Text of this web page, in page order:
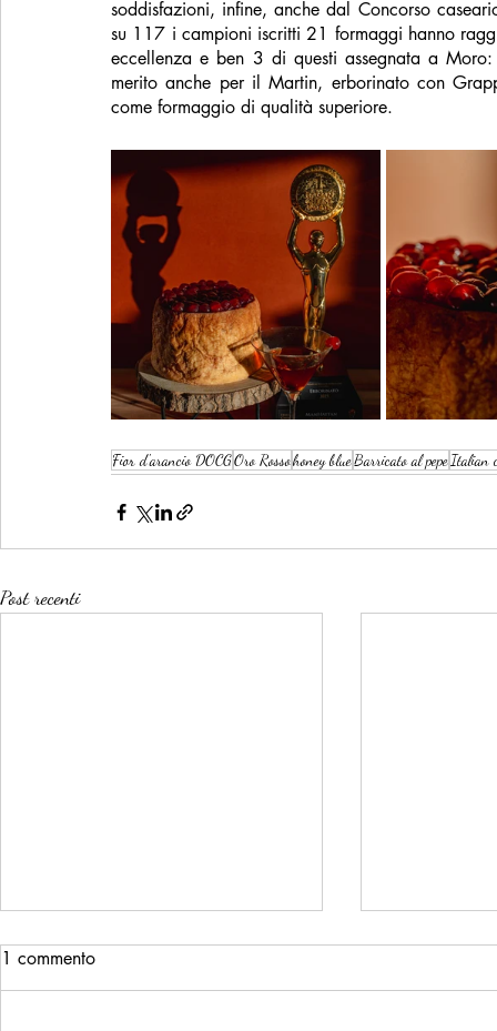
soddisfazioni, infine, anche dal Concorso
su 117 i campioni iscritti 21 formaggi hanno
eccellenza e ben 3 di questi assegnata a
merito anche per il Martin, erborinato con
come formaggio di qualità superiore.
Fior d'arancio DOCGOro Rossohoney blueBarricato al pepeItalian
Post recenti
1 commento